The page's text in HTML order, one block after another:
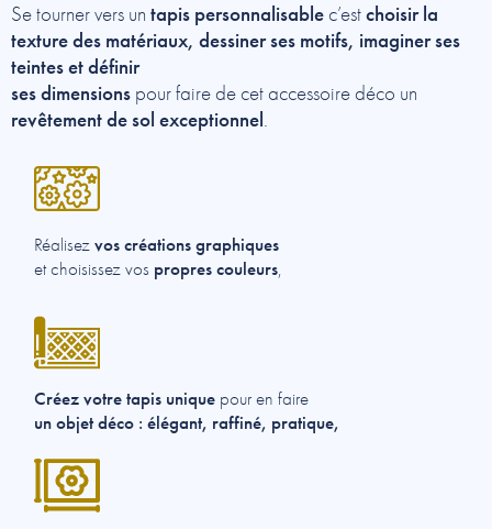
Se tourner vers un tapis personnalisable c’estchoisir la
texture des matériaux, dessiner ses motifs, imaginer ses
teintes et définir
ses dimensions pour faire de cet accessoire déco un
revêtement de sol exceptionnel.
Réalisezvos créations graphiques
et choisissez vos propres couleurs,
Créez votre tapis unique pour en faire
un objet déco : élégant, raffiné, pratique,